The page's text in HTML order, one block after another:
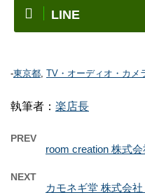
LINE
-東京都, TV・オーディオ・カメ
執筆者： 楽店長
PREV
room creation 株式
NEXT
カモネギ堂 株式会